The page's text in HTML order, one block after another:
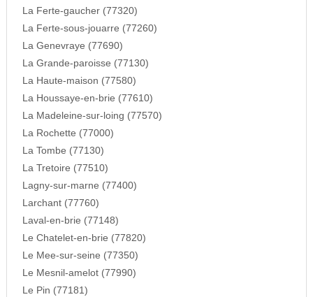
La Ferte-gaucher (77320)
La Ferte-sous-jouarre (77260)
La Genevraye (77690)
La Grande-paroisse (77130)
La Haute-maison (77580)
La Houssaye-en-brie (77610)
La Madeleine-sur-loing (77570)
La Rochette (77000)
La Tombe (77130)
La Tretoire (77510)
Lagny-sur-marne (77400)
Larchant (77760)
Laval-en-brie (77148)
Le Chatelet-en-brie (77820)
Le Mee-sur-seine (77350)
Le Mesnil-amelot (77990)
Le Pin (77181)